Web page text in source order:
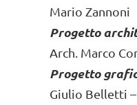
Mario Zannoni
Progetto
Arch. Marco
Progetto
Giulio Belletti –